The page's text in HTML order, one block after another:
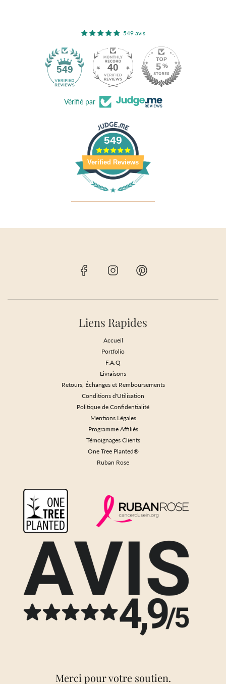
549 avis
549 40
Vérifié par
549
Verified Reviews
Liens Rapides
Accueil
Portfolio
F.A.Q
Livraisons
Retours, Échanges et Remboursements
Conditions d'Utilisation
Politique de Confidentialité
Mentions Légales
Programme Affiliés
Témoignages Clients
One Tree Planted®
Ruban Rose
Merci pour votre soutien.